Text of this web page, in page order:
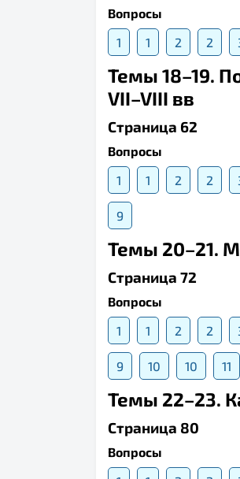
Вопросы
1
1 2 2
Темы 18–19.
VII–VIII вв
Страница 62
Вопросы
1
1 2 2
9
Темы 20–21.
Страница 72
Вопросы
1
1 2 2
9 10 10 11
Темы 22–23.
Страница 80
Вопросы